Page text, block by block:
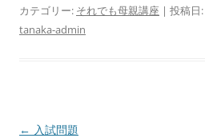
カテゴリー: それでも母親講座 | 投稿日:
tanaka-admin
投
← 入試問題